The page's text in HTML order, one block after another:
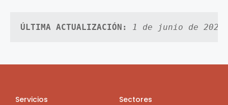
ÚLTIMA ACTUALIZACIÓN: 1 de junio de 2026
Servicios
Sectores